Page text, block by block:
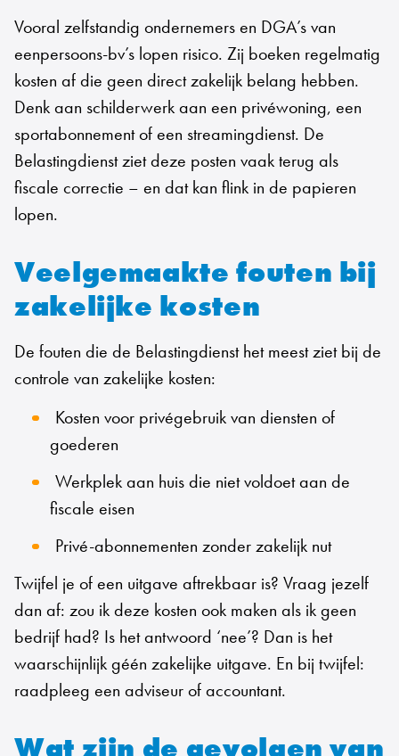
Vooral zelfstandig ondernemers en DGA’s van
eenpersoons-bv’s lopen risico. Zij boeken regelmatig
kosten af die geen direct zakelijk belang hebben.
Denk aan schilderwerk aan een privéwoning, een
sportabonnement of een streamingdienst. De
Belastingdienst ziet deze posten vaak terug als
fiscale correctie – en dat kan flink in de papieren
lopen.
Veelgemaakte fouten bij
zakelijke kosten
De fouten die de Belastingdienst het meest ziet bij de
controle van zakelijke kosten:
Kosten voor privégebruik van diensten of
goederen
Werkplek aan huis die niet voldoet aan de
fiscale eisen
Privé-abonnementen zonder zakelijk nut
Twijfel je of een uitgave aftrekbaar is? Vraag jezelf
dan af: zou ik deze kosten ook maken als ik geen
bedrijf had? Is het antwoord ‘nee’? Dan is het
waarschijnlijk géén zakelijke uitgave. En bij twijfel:
raadpleeg een adviseur of accountant.
Wat zijn de gevolgen van